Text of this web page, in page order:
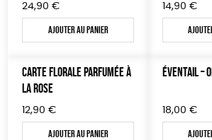
24,90 €
Ajouter au panier
14,90 €
CARTE FLORALE PARFUMÉE À
LA ROSE
12,90 €
Ajouter au panier
ÉVENTAIL –
18,00 €